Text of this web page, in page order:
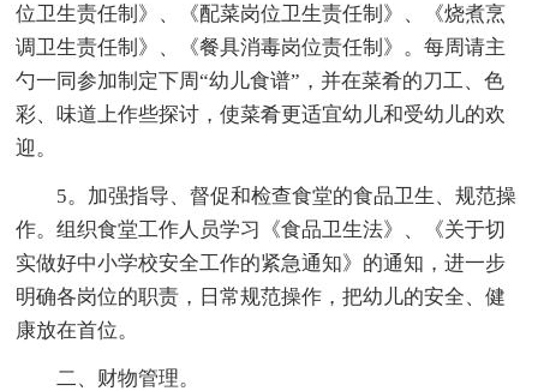
位卫生责任制》、《配菜岗位卫生责任制》、《烧煮烹
调卫生责任制》、《餐具消毒岗位责任制》。每周请主
勺一同参加制定下周“幼儿食谱”，并在菜肴的刀工、色
彩、味道上作些探讨，使菜肴更适宜幼儿和受幼儿的欢
迎。
5。加强指导、督促和检查食堂的食品卫生、规范操
作。组织食堂工作人员学习《食品卫生法》、《关于切
实做好中小学校安全工作的紧急通知》的通知，进一步
明确各岗位的职责，日常规范操作，把幼儿的安全、健
康放在首位。
二、财物管理。